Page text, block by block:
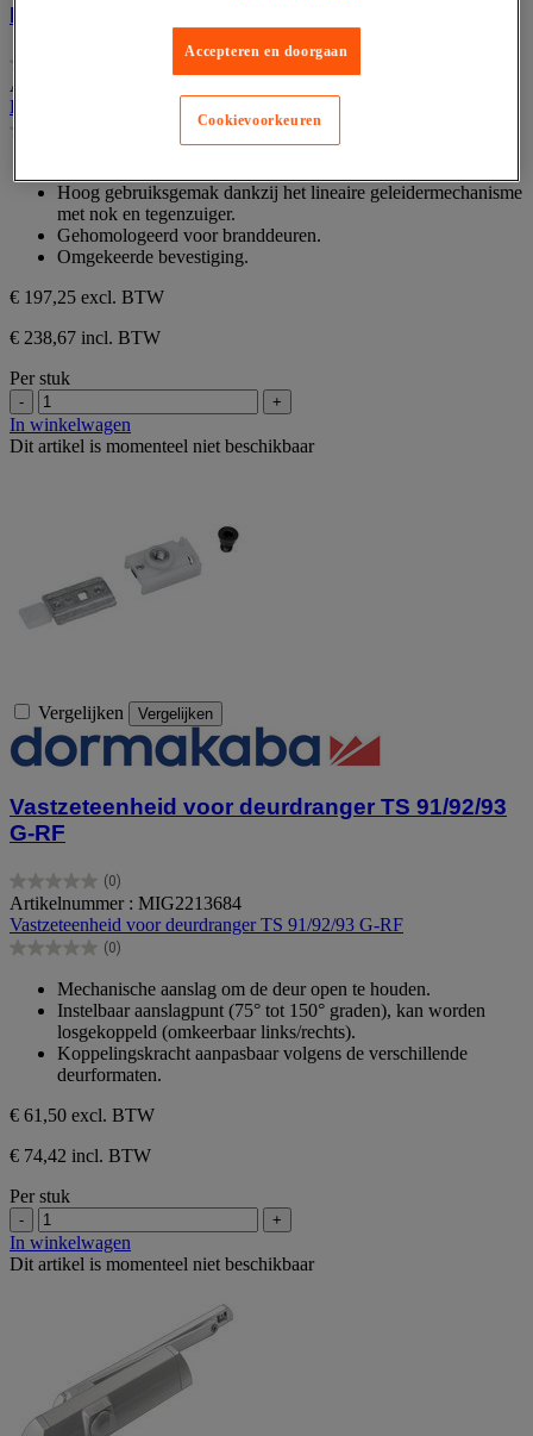
Deurdranger TS91 G
van
de
5
Artikelnummer : MIG2213682
Deurdranger TS91 G
de
sterren.
Hoog gebruiksgemak dankzij het lineaire geleidermechanisme
met nok en tegenzuiger.
Gehomologeerd voor branddeuren.
Omgekeerde bevestiging.
€ 197,25 excl. BTW
€ 238,67 incl. BTW
Per stuk
- +
In winkelwagen
Dit artikel is momenteel niet beschikbaar
Vergelijken Vergelijken
Vastzeteenheid voor deurdranger TS 91/92/93
G-RF
(0)
0.0
van
de
5
Artikelnummer : MIG2213684
Vastzeteenheid voor deurdranger TS 91/92/93 G-RF
(0)
0.0
sterren.
Mechanische aanslag om de deur open te houden.
Instelbaar aanslagpunt (75° tot 150° graden), kan worden
losgekoppeld (omkeerbaar links/rechts).
Koppelingskracht aanpasbaar volgens de verschillende
deurformaten.
€ 61,50 excl. BTW
€ 74,42 incl. BTW
Per stuk
- +
In winkelwagen
Dit artikel is momenteel niet beschikbaar
Accepteren en doorgaan
Cookievoorkeuren